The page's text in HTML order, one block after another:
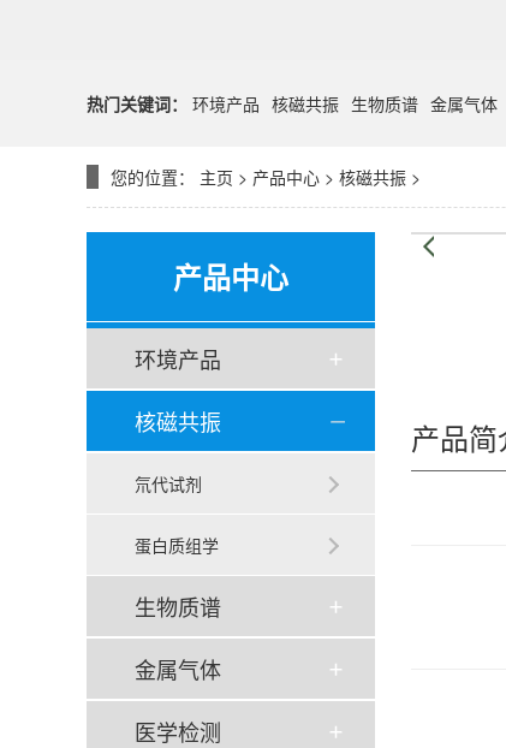
热门关键词： 环境产品 核磁共振 生物质谱 金属气体
您的位置： 主页 > 产品中心 > 核磁共振 >
产品中心
环境产品
核磁共振
氘代试剂
蛋白质组学
生物质谱
金属气体
医学检测
产品简